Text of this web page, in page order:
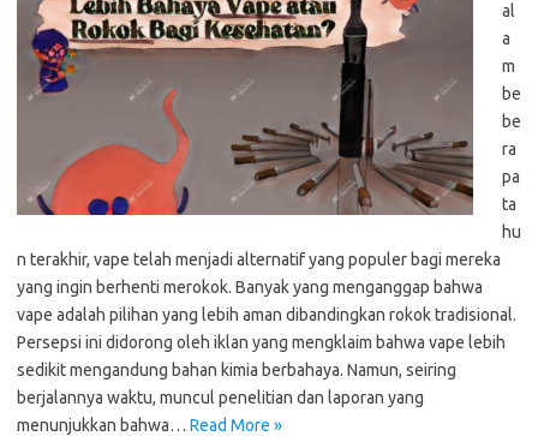
al
a
m
be
be
ra
pa
ta
hu
n terakhir, vape telah menjadi alternatif yang populer bagi mereka
yang ingin berhenti merokok. Banyak yang menganggap bahwa
vape adalah pilihan yang lebih aman dibandingkan rokok tradisional.
Persepsi ini didorong oleh iklan yang mengklaim bahwa vape lebih
sedikit mengandung bahan kimia berbahaya. Namun, seiring
berjalannya waktu, muncul penelitian dan laporan yang
menunjukkan bahwa… Read More »